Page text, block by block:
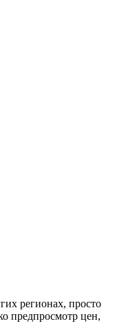
регионах, просто
предпросмотр цен,